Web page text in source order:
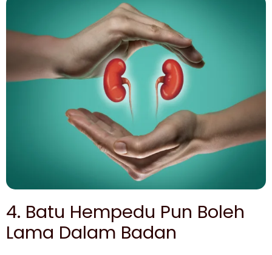
4. Batu Hempedu Pun Boleh
Lama Dalam Badan